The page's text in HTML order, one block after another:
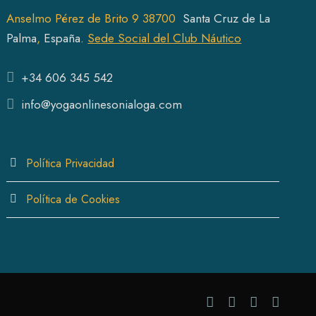
Anselmo Pérez de Brito 9 38700 Santa Cruz de La
Palma, España. Sede Social del Club Náutico
+34 606 345 542
info@yogaonlinesonialoga.com
Política Privacidad
Política de Cookies